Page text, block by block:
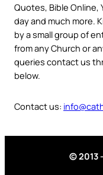
Quotes, Bible Online,
day and much more.
by a small group of
from any Church or
queries contact us
below.
Contact us:
© 2013